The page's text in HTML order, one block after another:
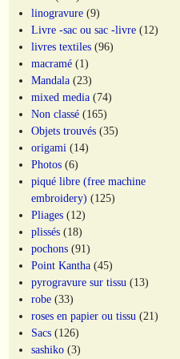
linogravure (9)
Livre -sac ou sac -livre (12)
livres textiles (96)
macramé (1)
Mandala (23)
mixed media (74)
Non classé (165)
Objets trouvés (35)
origami (14)
Photos (6)
piqué libre (free machine
embroidery) (125)
Pliages (12)
plissés (18)
pochons (91)
Point Kantha (45)
pyrogravure sur tissu (13)
robe (33)
roses en papier ou tissu (21)
Sacs (126)
sashiko (3)